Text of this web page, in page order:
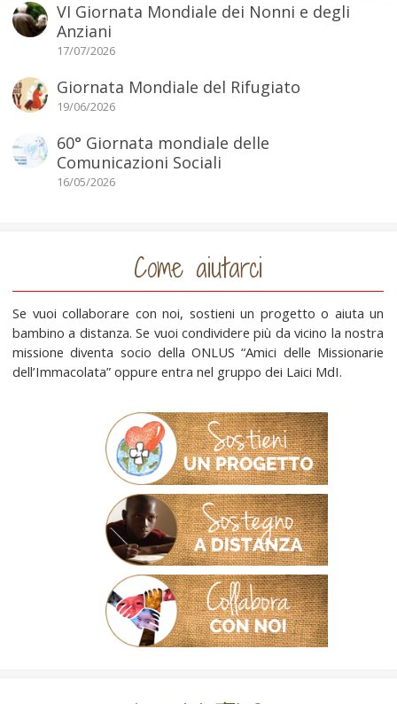
VI Giornata Mondiale dei Nonni e degli
Anziani
17/07/2026
Giornata Mondiale del Rifugiato
19/06/2026
60° Giornata mondiale delle
Comunicazioni Sociali
16/05/2026
Come aiutarci
Se vuoi collaborare con noi, sostieni un progetto o aiuta un
bambino a distanza. Se vuoi condividere più da vicino la nostra
missione diventa socio della ONLUS “Amici delle Missionarie
dell’Immacolata” oppure entra nel gruppo dei Laici MdI.